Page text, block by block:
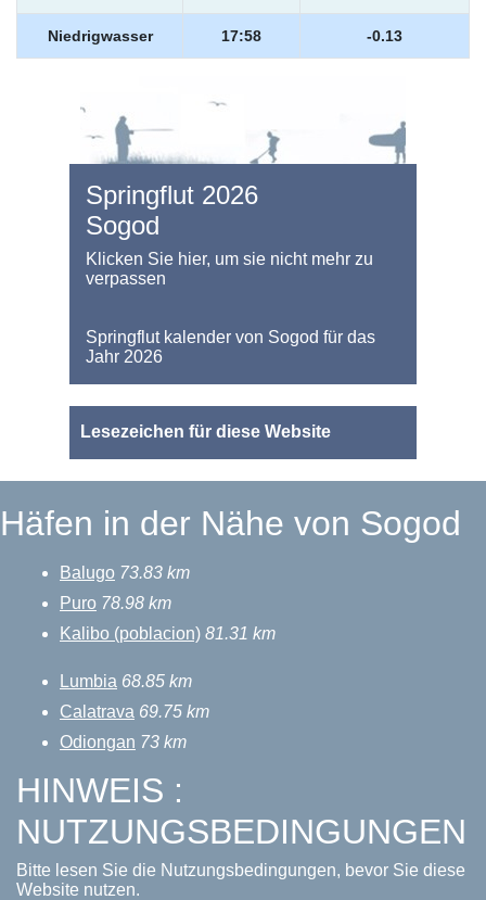
Niedrigwasser 17:58 -0.13
Springflut 2026
Sogod
Klicken Sie hier, um sie nicht mehr zu
verpassen
Springflut kalender von Sogod für das
Jahr 2026
Lesezeichen für diese Website
Häfen in der Nähe von Sogod
Balugo 73.83 km
Puro 78.98 km
Kalibo (poblacion) 81.31 km
Lumbia 68.85 km
Calatrava 69.75 km
Odiongan 73 km
HINWEIS :
NUTZUNGSBEDINGUNGEN
Bitte lesen Sie die Nutzungsbedingungen, bevor Sie diese
Website nutzen.